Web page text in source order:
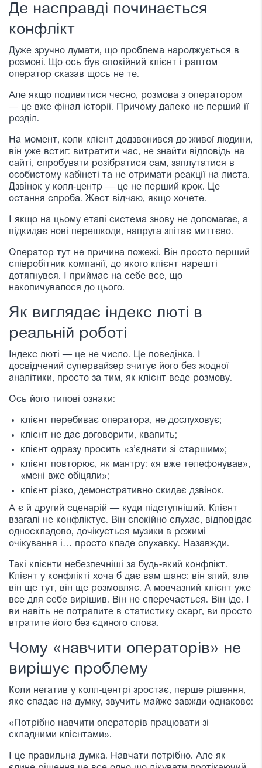
Де насправді починається
конфлікт
Дуже зручно думати, що проблема народжується в
розмові. Що ось був спокійний клієнт і раптом
оператор сказав щось не те.
Але якщо подивитися чесно, розмова з оператором
— це вже фінал історії. Причому далеко не перший її
розділ.
На момент, коли клієнт додзвонився до живої людини,
він уже встиг: витратити час, не знайти відповідь на
сайті, спробувати розібратися сам, заплутатися в
особистому кабінеті та не отримати реакції на листа.
Дзвінок у колл-центр — це не перший крок. Це
остання спроба. Жест відчаю, якщо хочете.
І якщо на цьому етапі система знову не допомагає, а
підкидає нові перешкоди, напруга злітає миттєво.
Оператор тут не причина пожежі. Він просто перший
співробітник компанії, до якого клієнт нарешті
дотягнувся. І приймає на себе все, що
накопичувалося до цього.
Як виглядає індекс люті в
реальній роботі
Індекс люті — це не число. Це поведінка. І
досвідчений супервайзер зчитує його без жодної
аналітики, просто за тим, як клієнт веде розмову.
Ось його типові ознаки:
клієнт перебиває оператора, не дослуховує;
клієнт не дає договорити, квапить;
клієнт одразу просить «з’єднати зі старшим»;
клієнт повторює, як мантру: «я вже телефонував»,
«мені вже обіцяли»;
клієнт різко, демонстративно скидає дзвінок.
А є й другий сценарій — куди підступніший. Клієнт
взагалі не конфліктує. Він спокійно слухає, відповідає
односкладово, дочікується музики в режимі
очікування і… просто кладе слухавку. Назавжди.
Такі клієнти небезпечніші за будь-який конфлікт.
Клієнт у конфлікті хоча б дає вам шанс: він злий, але
він ще тут, він ще розмовляє. А мовчазний клієнт уже
все для себе вирішив. Він не сперечається. Він іде. І
ви навіть не потрапите в статистику скарг, ви просто
втратите його без єдиного слова.
Чому «навчити операторів» не
вирішує проблему
Коли негатив у колл-центрі зростає, перше рішення,
яке спадає на думку, звучить майже завжди однаково:
«Потрібно навчити операторів працювати зі
складними клієнтами».
І це правильна думка. Навчати потрібно. Але як